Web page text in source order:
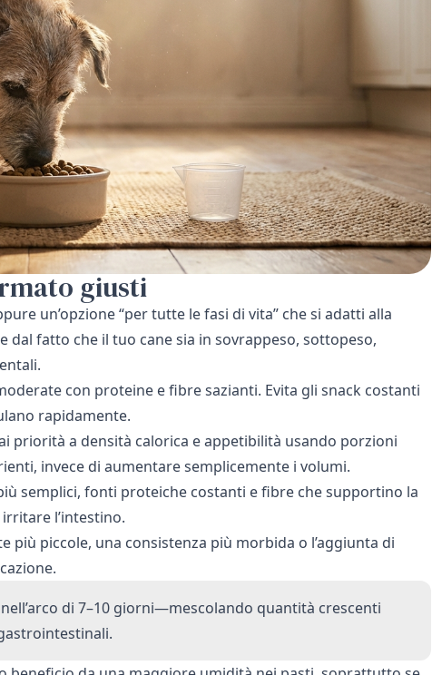
giusti
un’opzione “per tutte le fasi di vita” che si adatti alla
dal fatto che il tuo cane sia in sovrappeso, sottopeso,
con proteine e fibre sazianti. Evita gli snack costanti
rapidamente.
priorità a densità calorica e appetibilità usando porzioni
invece di aumentare semplicemente i volumi.
semplici, fonti proteiche costanti e fibre che supportino la
l’intestino.
più piccole, una consistenza più morbida o l’aggiunta di
di 7–10 giorni—mescolando quantità crescenti